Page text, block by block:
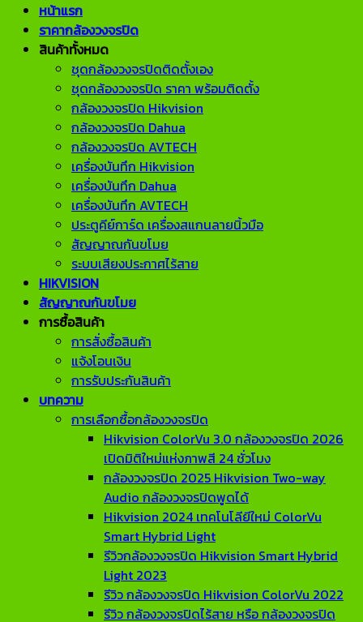
หน้าแรก
ราคากล้องวงจรปิด
สินค้าทั้งหมด
ชุดกล้องวงจรปิดติดตั้งเอง
ชุดกล้องวงจรปิด ราคา พร้อมติดตั้ง
กล้องวงจรปิด Hikvision
กล้องวงจรปิด Dahua
กล้องวงจรปิด AVTECH
เครื่องบันทึก Hikvision
เครื่องบันทึก Dahua
เครื่องบันทึก AVTECH
ประตูคีย์การ์ด เครื่องสแกนลายนิ้วมือ
สัญญาณกันขโมย
ระบบเสียงประกาศไร้สาย
HIKVISION
สัญญาณกันขโมย
การซื้อสินค้า
การสั่งซื้อสินค้า
แจ้งโอนเงิน
การรับประกันสินค้า
บทความ
การเลือกซื้อกล้องวงจรปิด
Hikvision ColorVu 3.0 กล้องวงจรปิด 2026
เปิดมิติใหม่แห่งภาพสี 24 ชั่วโมง
กล้องวงจรปิด 2025 Hikvision Two-way
Audio กล้องวงจรปิดพูดได้
Hikvision 2024 เทคโนโลียีใหม่ ColorVu
Smart Hybrid Light
รีวิวกล้องวงจรปิด Hikvision Smart Hybrid
Light 2023
รีวิว กล้องวงจรปิด Hikvision ColorVu 2022
รีวิว กล้องวงจรปิดไร้สาย หรือ กล้องวงจรปิด